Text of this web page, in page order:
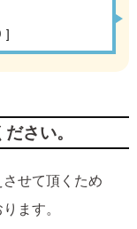
]
さい。
せて頂くため
ます。